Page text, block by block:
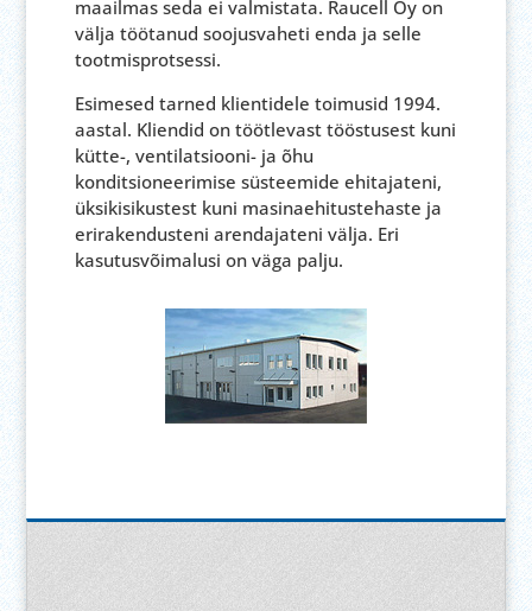
maailmas seda ei valmistata. Raucell Oy on
välja töötanud soojusvaheti enda ja selle
tootmisprotsessi.
Esimesed tarned klientidele toimusid 1994.
aastal. Kliendid on töötlevast tööstusest kuni
kütte-, ventilatsiooni- ja õhu
konditsioneerimise süsteemide ehitajateni,
üksikisikustest kuni masinaehitustehaste ja
erirakendusteni arendajateni välja. Eri
kasutusvõimalusi on väga palju.